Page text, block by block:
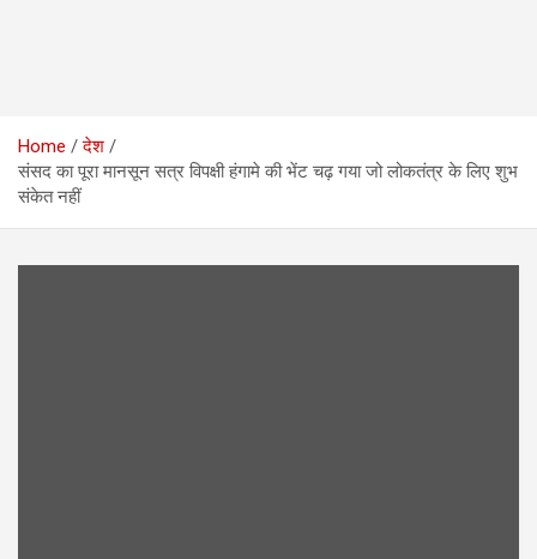
Home
देश
संसद का पूरा मानसून सत्र विपक्षी हंगामे की भेंट चढ़ गया जो लोकतंत्र के लिए शुभ
संकेत नहीं